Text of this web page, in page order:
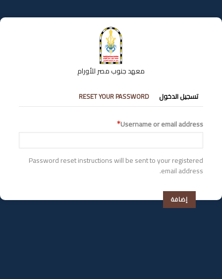
إلى
المحتوى
معهد جنوب مصر للأورام
التبويبات
الأساسية
تسجيل الدخول RESET YOUR PASSWORD
Username or email address
Password reset instructions will be sent to your registered
email address.